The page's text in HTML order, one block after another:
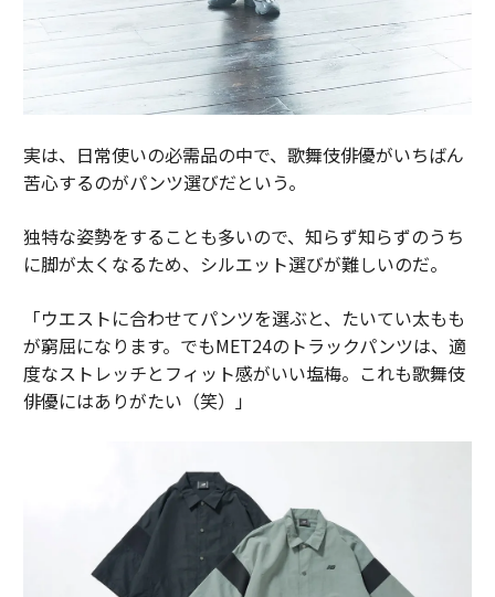
実は、日常使いの必需品の中で、歌舞伎俳優がいちばん
苦心するのがパンツ選びだという。
独特な姿勢をすることも多いので、知らず知らずのうち
に脚が太くなるため、シルエット選びが難しいのだ。
「ウエストに合わせてパンツを選ぶと、たいてい太もも
が窮屈になります。でもMET24のトラックパンツは、適
度なストレッチとフィット感がいい塩梅。これも歌舞伎
俳優にはありがたい（笑）」